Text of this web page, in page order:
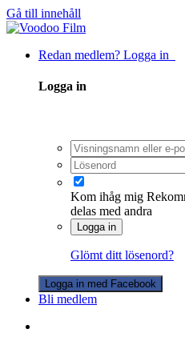
Gå till innehåll
Redan medlem? Logga in
Logga in
Kom ihåg mig
delas med andra
Logga in
Glömt ditt lösenord?
Logga in med Facebook
Bli medlem